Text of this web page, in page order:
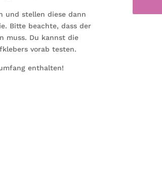
und stellen diese dann
Bitte beachte, dass der
muss. Du kannst die
vorab testen.
enthalten!